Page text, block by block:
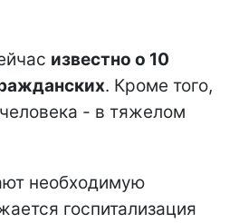
известно о 10
. Кроме того,
- в тяжелом
необходимую
госпитализация